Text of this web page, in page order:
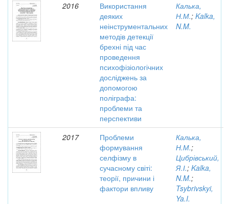
2016
Використання
деяких
неінструментальних
методів детекції
брехні під час
проведення
психофізіологічних
досліджень за
допомогою
поліграфа:
проблеми та
перспективи
Калька,
Н.М.; Kalka,
N.M.
2017
Проблеми
формування
селфізму в
сучасному світі:
теорії, причини і
фактори впливу
Калька,
Н.М.;
Цибрівський,
Я.І.; Kalka,
N.M.;
Tsybrivskyi,
Ya.I.